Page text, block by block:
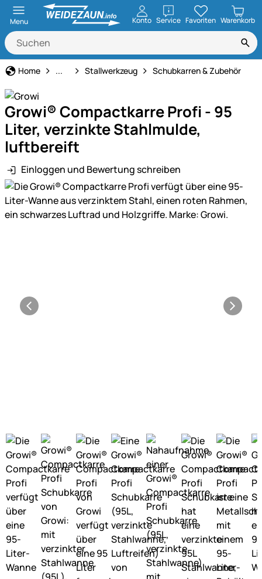
Menu Konto ServiceöffnenFavoriten Warenkorb
Home Haus und Hof
... Stallwerkzeug Schubkarren & Zubehör
Growi® Compactkarre Profi - 95
Liter, verzinkte Stahlmulde,
luftbereift
Einloggen und Bewertung schreiben
Produktgalerie